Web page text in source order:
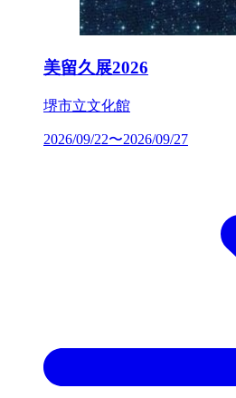
美留久展2026
堺市立文化館
2026/09/22〜2026/09/27